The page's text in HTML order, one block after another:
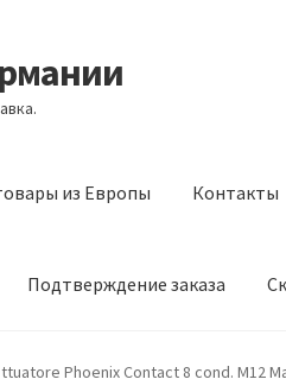
из Европы Контакты
Подтверждение заказа
Европы Контакты Корзина Мой
Phoenix Contact 8 cond. M12